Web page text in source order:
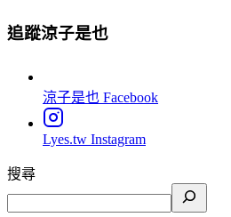
追蹤涼子是也
涼子是也 Facebook
Lyes.tw Instagram
搜尋